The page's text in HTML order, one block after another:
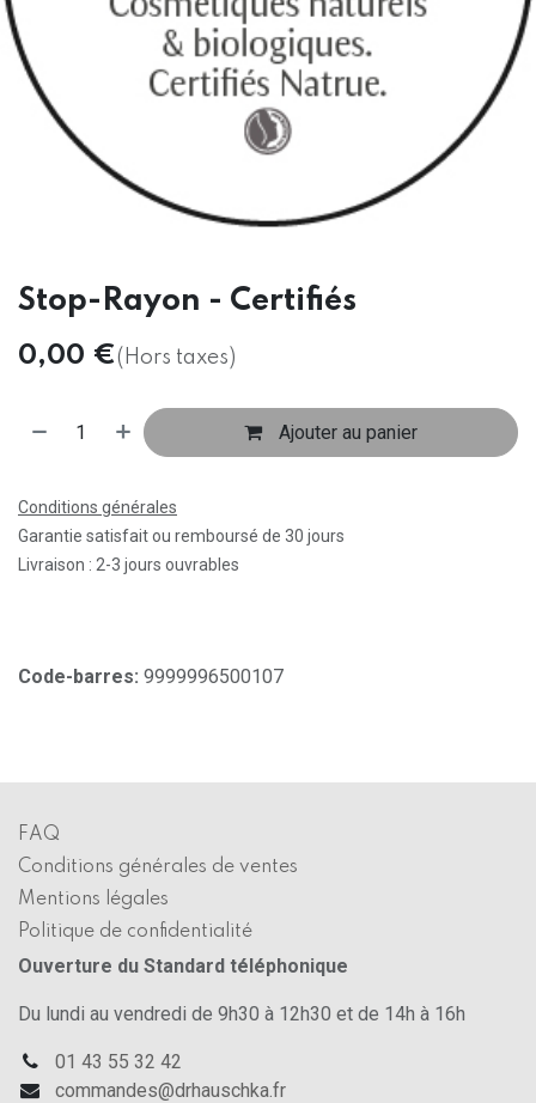
Stop-Rayon - Certifiés
0,00 €(Hors taxes)
Ajouter au panier
Conditions générales
Garantie satisfait ou remboursé de 30 jours
Livraison : 2-3 jours ouvrables
Code-barres: 9999996500107
FAQ
Conditions générales de ventes
Mentions légales
Politique de confidentialité
Ouverture du Standard téléphonique
Du lundi au vendredi de 9h30 à 12h30 et de 14h à 16h
01 43 55 32 42
commandes@drhauschka.fr